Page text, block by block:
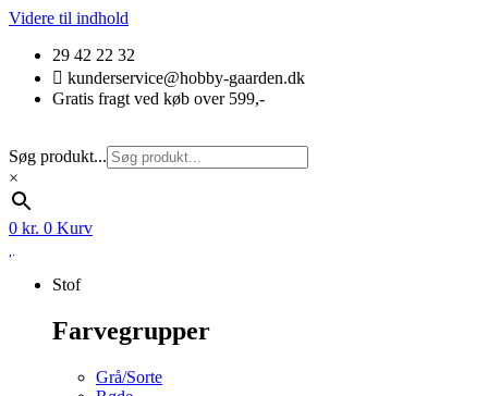
Videre til indhold
29 42 22 32
kunderservice@hobby-gaarden.dk
Gratis fragt ved køb over 599,-
Søg produkt...
×
0 kr. 0 Kurv
Stof
Farvegrupper
Grå/Sorte